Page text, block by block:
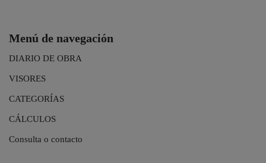
Menú de navegación
DIARIO DE OBRA
VISORES
CATEGORÍAS
CÁLCULOS
Consulta o contacto